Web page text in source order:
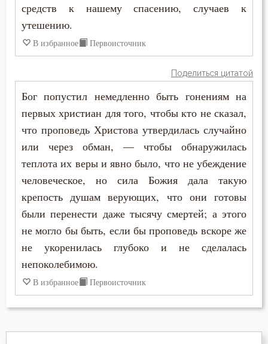
Богопознание
Богослужение
Болезнь
Борьба
Вера
Ветхий Завет
Вечные муки
средств к нашему спасению, случаев к
утешению.
В избранное Первоисточник
Поделиться цитатой
Бог попустил немедленно быть гонениям на
первых христиан для того, чтобы кто не сказал,
что проповедь Христова утвердилась случайно
или через обман, — чтобы обнаружилась
теплота их веры и явно было, что не убеждение
человеческое, но сила Божия дала такую
крепость душам верующих, что они готовы
были перенести даже тысячу смертей; а этого
не могло бы быть, если бы проповедь вскоре же
не укоренилась глубоко и не сделалась
непоколебимою.
В избранное Первоисточник